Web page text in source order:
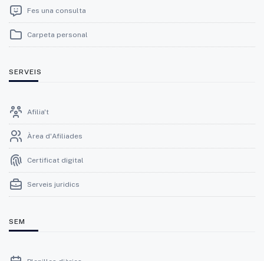
Fes una consulta
Carpeta personal
SERVEIS
Afilia't
Àrea d'Afiliades
Certificat digital
Serveis juridics
SEM